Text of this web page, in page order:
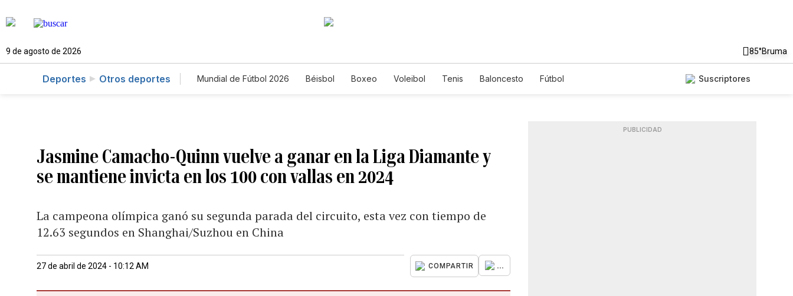
9 de agosto de 2026 85°Bruma
Deportes Otros deportes Mundial de Fútbol 2026 Béisbol Boxeo Voleibol Tenis Baloncesto Fútbol Suscriptores
Jasmine Camacho-Quinn vuelve a ganar en la Liga Diamante y
se mantiene invicta en los 100 con vallas en 2024
La campeona olímpica ganó su segunda parada del circuito, esta vez con tiempo de
12.63 segundos en Shanghai/Suzhou en China
27 de abril de 2024 - 10:12 AM COMPARTIR ...
PUBLICIDAD